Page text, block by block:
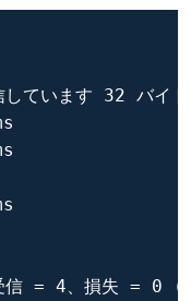
います 32 バイト
= 4、損失 = 0